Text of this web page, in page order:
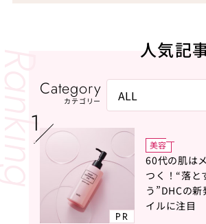
人気記
Category
カテゴリー
PR
美容
60代の肌は
つく！“落と
う”DHCの
イルに注目